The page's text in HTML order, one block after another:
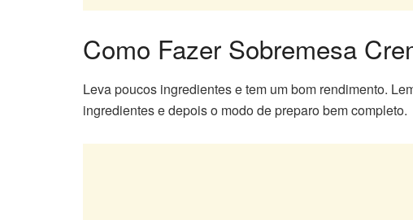
Como Fazer Sobremesa
Leva poucos ingredientes e tem um bom rendimento.
ingredientes e depois o modo de preparo bem completo.